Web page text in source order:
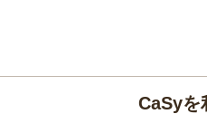
CaSyを